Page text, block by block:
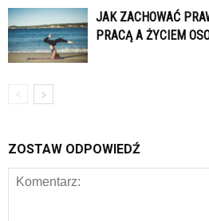
JAK ZACHOWAĆ
PRACĄ A ŻYCIEM
ZOSTAW ODPOWIEDŹ